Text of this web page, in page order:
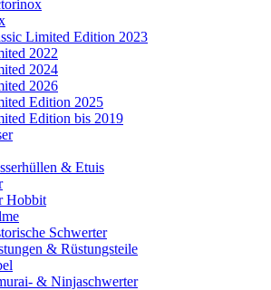
Limited Edition 2023
2022
2024
2026
Edition 2025
Edition bis 2019
& Etuis
Hobbit
Schwerter
& Rüstungsteile
& Ninjaschwerter